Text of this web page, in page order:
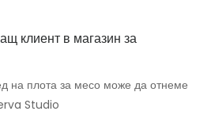
на плота за месо може да отнеме
Studio